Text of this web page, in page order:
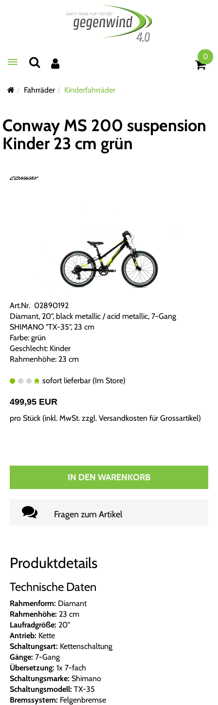
Toggle navigation
0
Fahrräder Kinderfahrräder
Conway MS 200 suspension
Kinder 23 cm grün
Art.Nr. 02890192
Diamant, 20", black metallic / acid metallic, 7-Gang
SHIMANO "TX-35", 23 cm
Farbe: grün
Geschlecht: Kinder
Rahmenhöhe: 23 cm
sofort lieferbar (Im Store)
499,95 EUR
pro Stück (inkl. MwSt. zzgl. Versandkosten für Grossartikel)
IN DEN WARENKORB
Fragen zum Artikel
Produktdetails
Technische Daten
Rahmenform: Diamant
Rahmenhöhe: 23 cm
Laufradgröße: 20"
Antrieb: Kette
Schaltungsart: Kettenschaltung
Gänge: 7-Gang
Übersetzung: 1x 7-fach
Schaltungsmarke: Shimano
Schaltungsmodell: TX-35
Bremssystem: Felgenbremse